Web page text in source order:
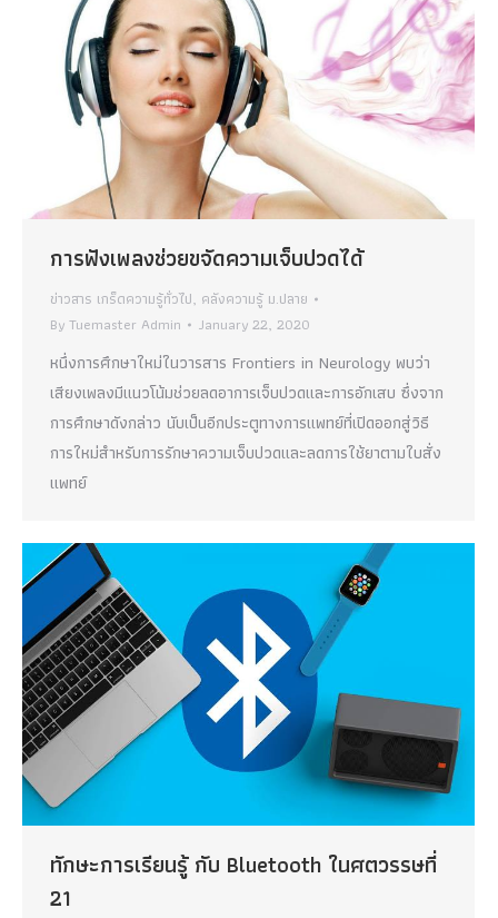
การฟังเพลงช่วยขจัดความเจ็บปวดได้
ข่าวสาร เกร็ดความรู้ทั่วไป, คลังความรู้ ม.ปลาย
ByTuemaster Admin January 22, 2020
หนึ่งการศึกษาใหม่ในวารสาร Frontiers in Neurology พบว่า
เสียงเพลงมีแนวโน้มช่วยลดอาการเจ็บปวดและการอักเสบ ซึ่งจาก
การศึกษาดังกล่าว นับเป็นอีกประตูทางการแพทย์ที่เปิดออกสู่วิธี
การใหม่สำหรับการรักษาความเจ็บปวดและลดการใช้ยาตามใบสั่ง
แพทย์
ทักษะการเรียนรู้ กับ Bluetooth ในศตวรรษที่
21